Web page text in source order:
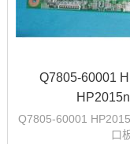
Q7805-60001
Q7805-60001
口